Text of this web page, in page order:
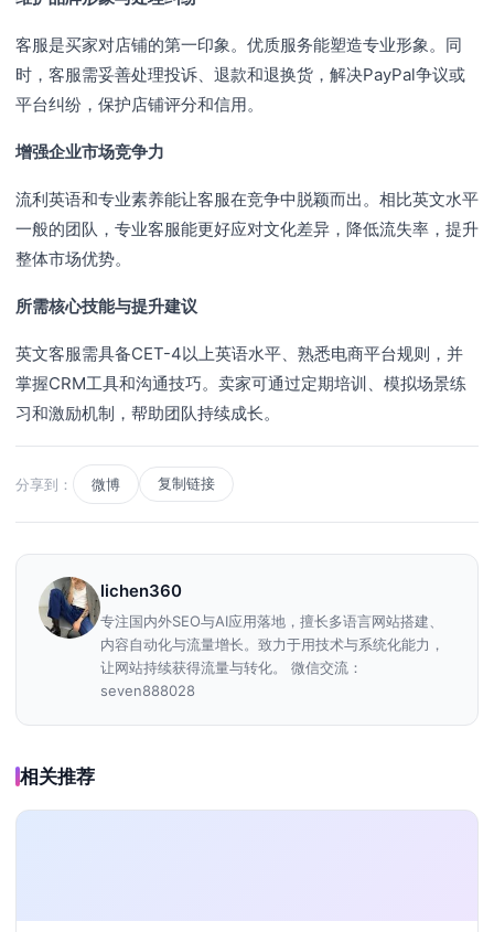
客服是买家对店铺的第一印象。优质服务能塑造专业形象。同
时，客服需妥善处理投诉、退款和退换货，解决PayPal争议或
平台纠纷，保护店铺评分和信用。
增强企业市场竞争力
流利英语和专业素养能让客服在竞争中脱颖而出。相比英文水平
一般的团队，专业客服能更好应对文化差异，降低流失率，提升
整体市场优势。
所需核心技能与提升建议
英文客服需具备CET-4以上英语水平、熟悉电商平台规则，并
掌握CRM工具和沟通技巧。卖家可通过定期培训、模拟场景练
习和激励机制，帮助团队持续成长。
分享到： 微博 复制链接
lichen360
专注国内外SEO与AI应用落地，擅长多语言网站搭建、
内容自动化与流量增长。致力于用技术与系统化能力，
让网站持续获得流量与转化。 微信交流：
seven888028
相关推荐